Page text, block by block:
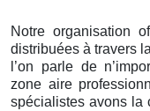
Notre organisation
distribuées à travers
l’on parle de
zone aire
spécialistes avons la